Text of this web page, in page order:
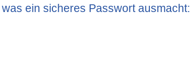
ein sicheres Passwort ausmacht: